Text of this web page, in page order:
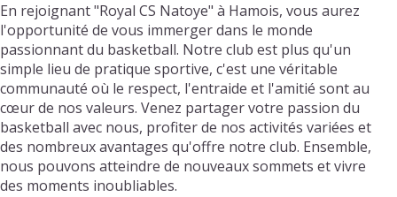
En rejoignant "Royal CS Natoye" à Hamois, vous aurez
l'opportunité de vous immerger dans le monde
passionnant du basketball. Notre club est plus qu'un
simple lieu de pratique sportive, c'est une véritable
communauté où le respect, l'entraide et l'amitié sont au
cœur de nos valeurs. Venez partager votre passion du
basketball avec nous, profiter de nos activités variées et
des nombreux avantages qu'offre notre club. Ensemble,
nous pouvons atteindre de nouveaux sommets et vivre
des moments inoubliables.